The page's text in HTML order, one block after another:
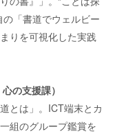
「書道でウェルビー
りを可視化した実践
支援課）
とは」。ICT端末とカ
組のグループ鑑賞を